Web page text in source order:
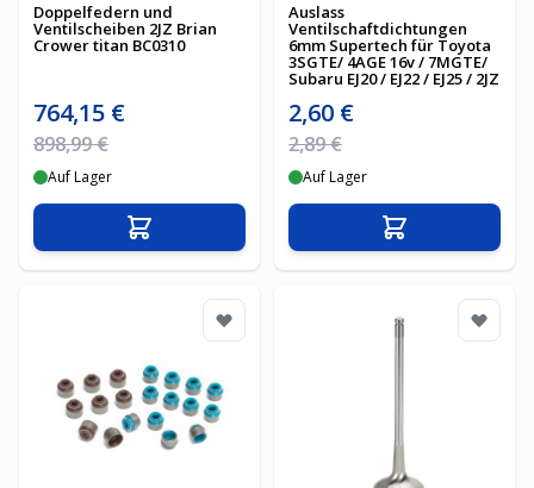
Doppelfedern und
Ventilscheiben 2JZ Brian
Crower titan BC0310
Sonderpreis
764,15 €
Regulärer Preis
898,99 €
Auf Lager
In den Warenkorb
Auslass
Ventilschaftdichtungen
6mm Supertech für Toyota
3SGTE/ 4AGE 16v / 7MGTE/
Subaru EJ20 / EJ22 / EJ25 / 2JZ
Sonderpreis
2,60 €
Regulärer Preis
2,89 €
Auf Lager
In den